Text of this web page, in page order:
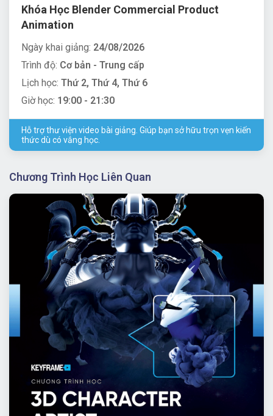
Khóa Học Blender Commercial Product
Animation
Ngày khai giảng: 24/08/2026
Trình độ: Cơ bản - Trung cấp
Lịch học: Thứ 2, Thứ 4, Thứ 6
Giờ học: 19:00 - 21:30
Hỗ trợ thư viện video bài giảng. Giúp bạn sở hữu trọn vẹn kiến
thức dù có vắng học.
Chương Trình Học Liên Quan